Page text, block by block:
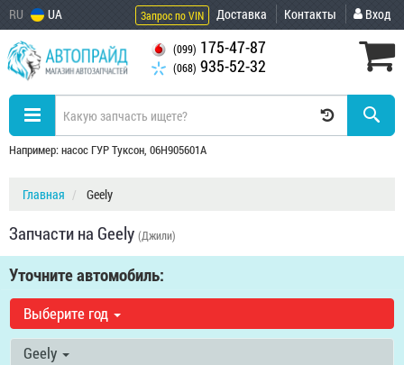
RU UA Запрос по VIN Доставка Контакты Вход
(099) 175-47-87
(068) 935-52-32
Например: насос ГУР Туксон, 06H905601A
Главная Geely
Запчасти на Geely (Джили)
Уточните автомобиль:
Выберите год
Geely